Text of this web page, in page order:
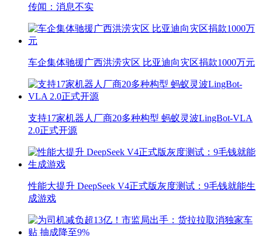
传闻：消息不实
车企集体驰援广西洪涝灾区 比亚迪向灾区捐款1000万元
支持17家机器人厂商20多种构型 蚂蚁灵波LingBot-VLA
2.0正式开源
性能大提升 DeepSeek V4正式版灰度测试：9毛钱就能生
成游戏